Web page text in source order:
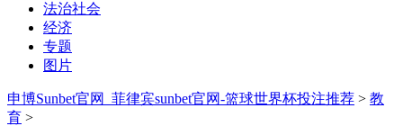
法治社会
经济
专题
图片
申博Sunbet官网_菲律宾sunbet官网-篮球世界杯投注推荐 > 教
育 >